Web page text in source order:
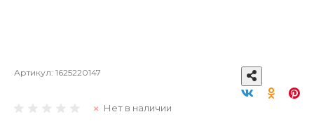
Артикул: 1625220147
Нет в наличии